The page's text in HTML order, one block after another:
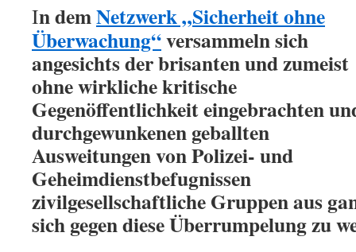
genau
ist
das
überhaupt?
In demNetzwerk „Sicherheit ohne
Überwachung“versammeln sich
angesichts der brisanten und zumeist
ohne wirkliche kritische
Gegenöffentlichkeit eingebrachten
durchgewunkenen geballten
Ausweitungen von Polizei- und
Geheimdienstbefugnissen
zivilgesellschaftliche Gruppen aus
sich gegen diese Überrumpelung zu